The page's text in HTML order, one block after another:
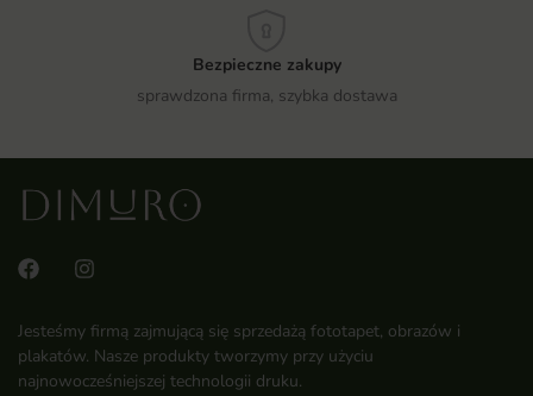
Bezpieczne zakupy
sprawdzona firma, szybka dostawa
Jesteśmy firmą zajmującą się sprzedażą fototapet, obrazów i
plakatów. Nasze produkty tworzymy przy użyciu
najnowocześniejszej technologii druku.